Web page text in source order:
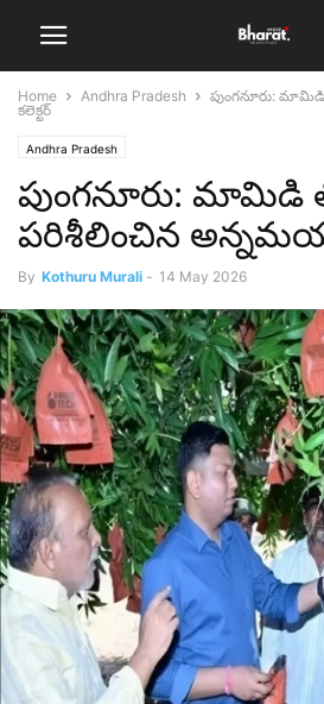
Home Andhra Pradesh
పుంగనూరు:
కలెక్టర్
Andhra Pradesh
పుంగనూరు: మామిడి
పరిశీలించిన
By Kothuru Murali - 14 May 2026